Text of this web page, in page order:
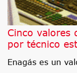
Cinco valores
por técnico
Enagás es un